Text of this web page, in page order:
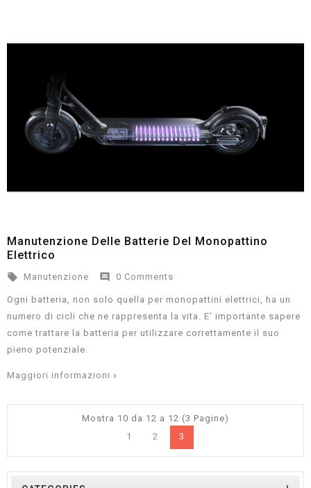
Manutenzione Delle Batterie Del Monopattino
Elettrico
 Manutenzione  0 Comments
Ogni batteria, non solo quella per monopattini elettrici, ha un
numero di cicli che ne rappresenta la vita. E’ importante sapere
come trattare la batteria per utilizzare correttamente il suo
pieno potenziale.
Maggiori informazioni
Mostra 10 da 12 a 12 (3 Pagine)
1
2 3